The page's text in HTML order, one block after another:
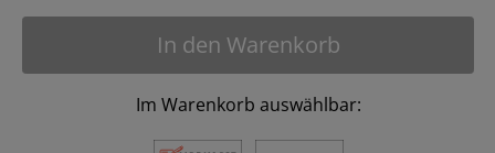
In den Warenkorb
Im Warenkorb auswählbar: